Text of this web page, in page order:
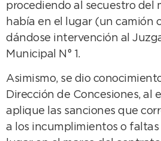
procediendo al secuestro del
había en el lugar (un camión
dándose intervención al
Municipal N° 1.
Asimismo, se dio
Dirección de Concesiones, al
aplique las sanciones que
a los incumplimientos o